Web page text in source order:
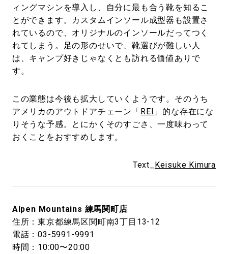
ィングマシンを導入し、自分に最も合う靴を知るこ
とができます。カスタムインソール成型器も設置さ
れているので、オリジナルのインソールだってつく
れてしまう。足の形のせいで、靴選びが難しい人
は、キャンプ好きじゃなくとも訪れる価値ありで
す。
この業態は今後も拡大していくようです。そのうち
アメリカのアウトドアチェーン「REI 」的な存在にな
りそうな予感。とにかくそのすごさ、一度味わって
おくことをおすすめします。
Text_ Keisuke Kimura
Alpen Mountains 練馬関町店
住所：東京都練馬区関町南3丁目13-12
電話：03-5991-9991
時間：10:00〜20:00